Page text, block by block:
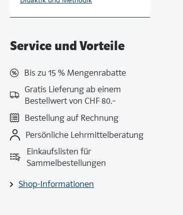
Service und Vorteile
Bis zu 15 % Mengenrabatte
Gratis Lieferung ab einem
Bestellwert von CHF 80.–
Bestellung auf Rechnung
Persönliche Lehrmittelberatung
Einkaufslisten für
Sammelbestellungen
Shop-Informationen